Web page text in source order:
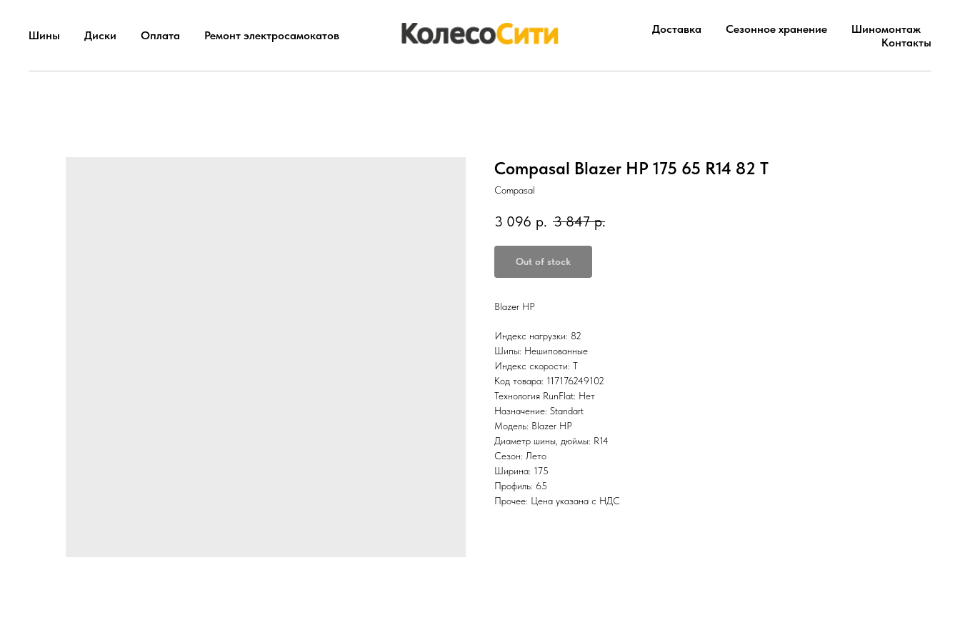
Шины Диски Оплата Ремонт электросамокатов Доставка Сезонное хранение
Шиномонтаж
Контакты
Compasal Blazer HP 175 65 R14 82 T
Compasal
3 096 р. 3 847 р.
Out of stock
Blazer HP
Индекс нагрузки: 82
Шипы: Нешипованные
Индекс скорости: T
Код товара: 117176249102
Технология RunFlat: Нет
Назначение: Standart
Модель: Blazer HP
Диаметр шины, дюймы: R14
Сезон: Лето
Ширина: 175
Профиль: 65
Прочее: Цена указана с НДС